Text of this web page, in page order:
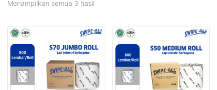
Menampilkan semua 3 hasil
harga:
rendah
ke
tinggi